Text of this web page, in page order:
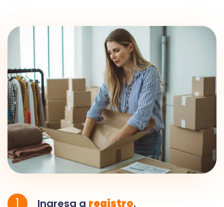
1 Ingresa a registro.